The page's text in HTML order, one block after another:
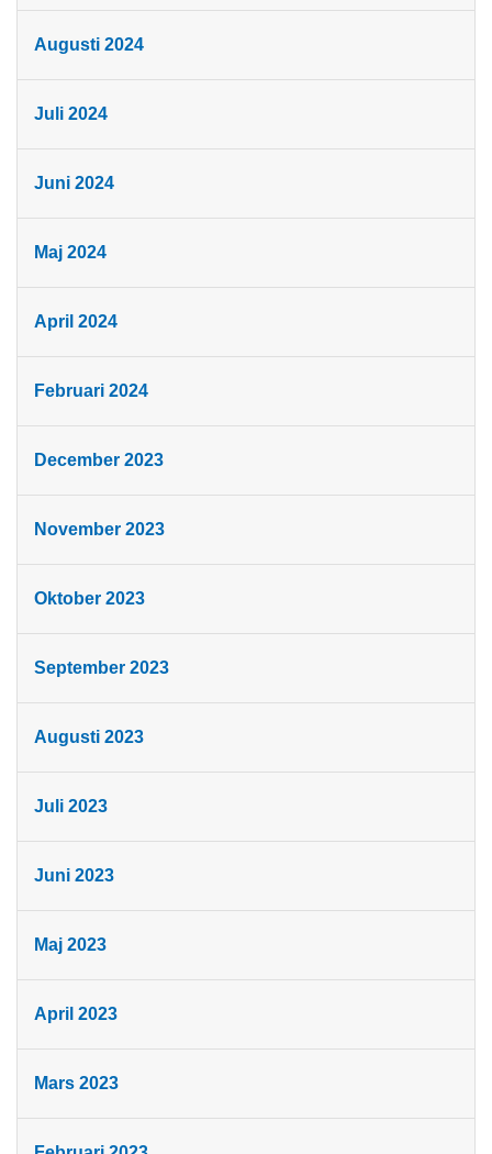
Augusti 2024
Juli 2024
Juni 2024
Maj 2024
April 2024
Februari 2024
December 2023
November 2023
Oktober 2023
September 2023
Augusti 2023
Juli 2023
Juni 2023
Maj 2023
April 2023
Mars 2023